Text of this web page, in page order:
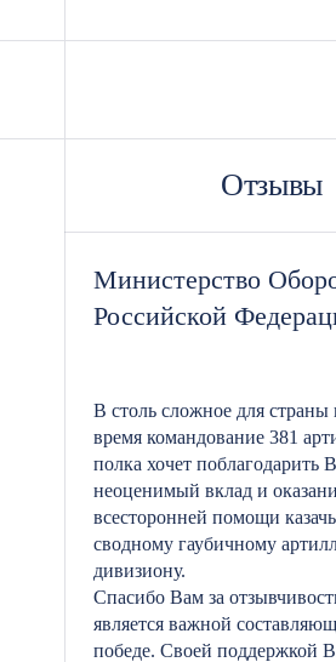
Отзывы
Министерство
Российской
В столь сложное для страны
время командование 381
полка хочет поблагодарить
неоценимый вклад и
всесторонней помощи
сводному гаубичному
дивизиону.
Спасибо Вам за
является важной
победе. Своей поддержкой